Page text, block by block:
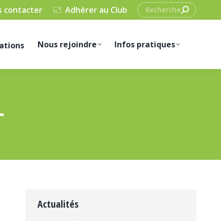
contacter Adhérer au Club
Recherche
:
Nous rejoindre Infos pratiques
Actualités